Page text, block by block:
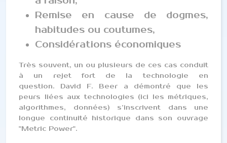
Remise en cause de dogmes,
habitudes ou coutumes,
Considérations économiques
Très souvent, un ou plusieurs de ces cas conduit
à un rejet fort de la technologie en
question. David F. Beer a démontré que les
peurs liées aux technologies (ici les métriques,
algorithmes, données) s’inscrivent dans une
longue continuité historique dans son ouvrage
"Metric Power".